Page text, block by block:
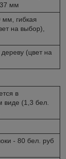
мм
гибкая
на выбор),
(цвет на
в
виде (1,3 бел.
- 80 бел. руб